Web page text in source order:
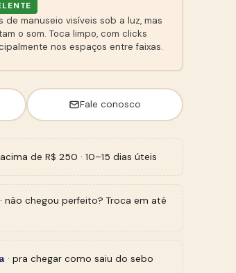
de manuseio visíveis sob a luz, mas
o som. Toca limpo, com clicks
nos espaços entre faixas.
Fale conosco
de R$ 250 · 10–15 dias úteis
· não chegou perfeito? Troca em até
· pra chegar como saiu do sebo